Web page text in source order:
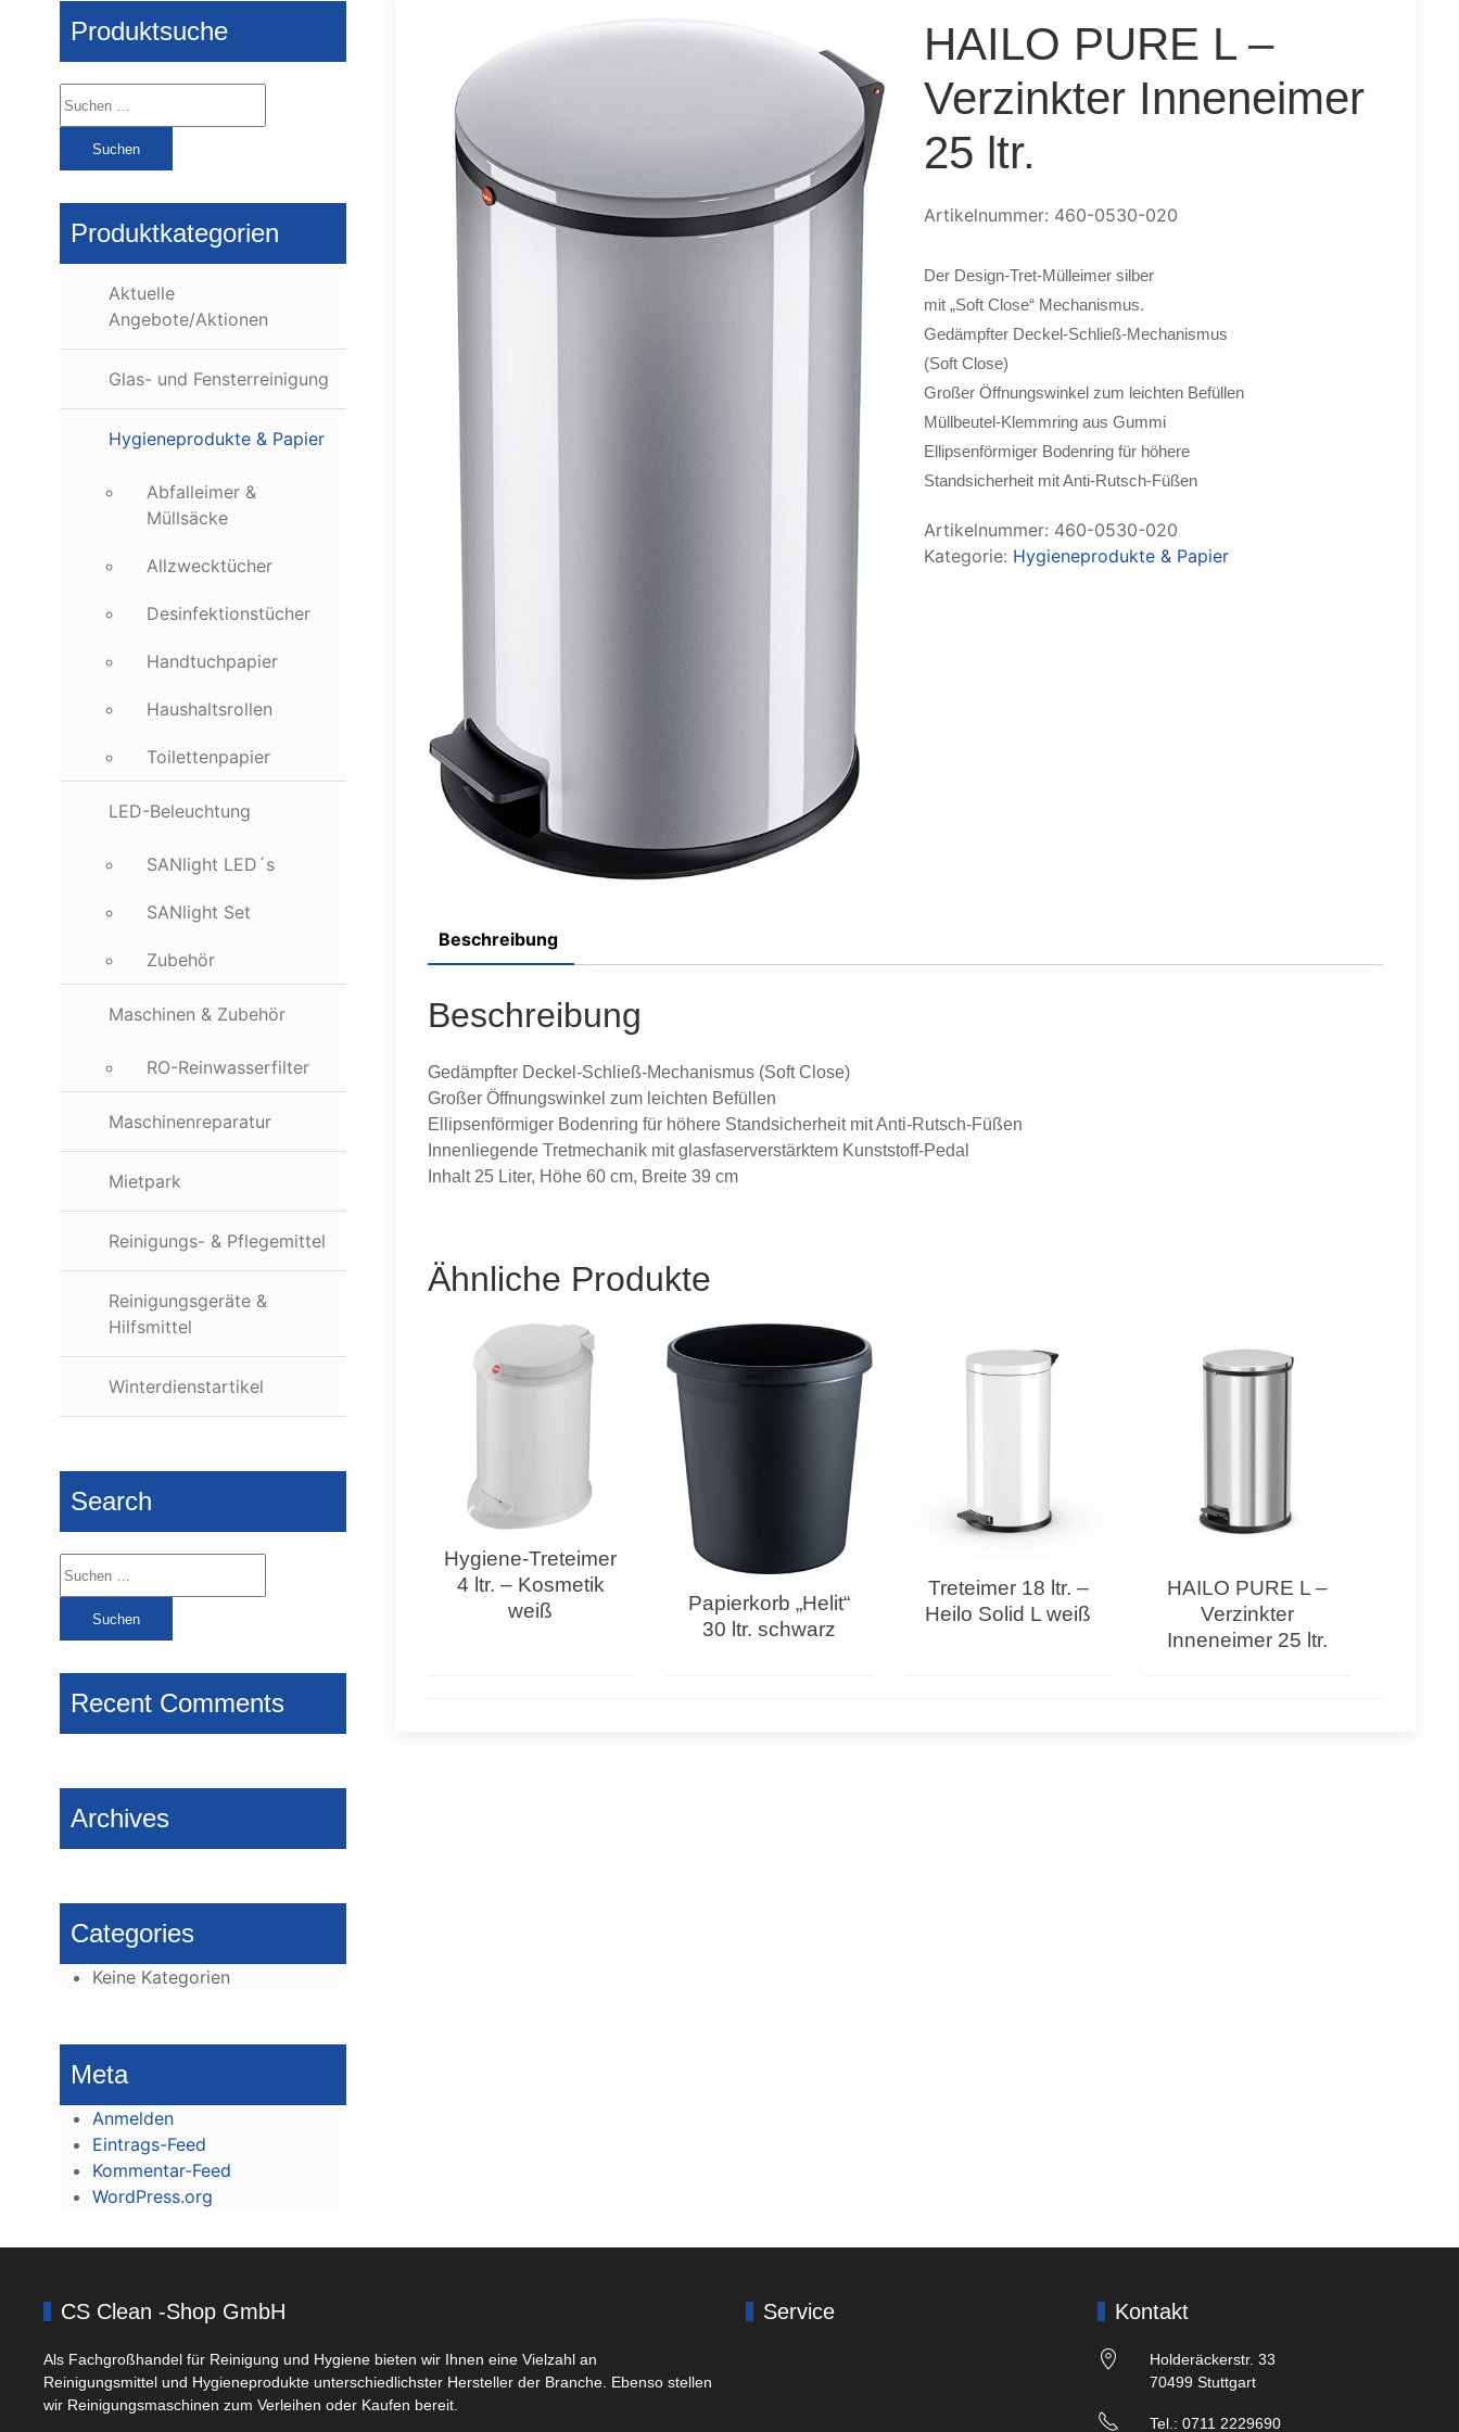
Produktsuche
Suchen
nach:
Produktkategorien
Aktuelle
Angebote/Aktionen
Glas- und Fensterreinigung
Hygieneprodukte & Papier
Abfalleimer &
Müllsäcke
Allzwecktücher
Desinfektionstücher
Handtuchpapier
Haushaltsrollen
Toilettenpapier
LED-Beleuchtung
SANlight LED´s
SANlight Set
Zubehör
Maschinen & Zubehör
RO-Reinwasserfilter
Maschinenreparatur
Mietpark
Reinigungs- & Pflegemittel
Reinigungsgeräte &
Hilfsmittel
Winterdienstartikel
Search
Suchen
nach:
Recent Comments
Archives
Categories
Keine Kategorien
Meta
Anmelden
Eintrags-Feed
Kommentar-Feed
WordPress.org
HAILO PURE L –
Verzinkter Inneneimer
25 ltr.
Artikelnummer: 460-0530-020
Der Design-Tret-Mülleimer silber
mit „Soft Close“ Mechanismus.
Gedämpfter Deckel-Schließ-Mechanismus
(Soft Close)
Großer Öffnungswinkel zum leichten Befüllen
Müllbeutel-Klemmring aus Gummi
Ellipsenförmiger Bodenring für höhere
Standsicherheit mit Anti-Rutsch-Füßen
Artikelnummer: 460-0530-020
Kategorie: Hygieneprodukte & Papier
Beschreibung
Beschreibung
Gedämpfter Deckel-Schließ-Mechanismus (Soft Close)
Großer Öffnungswinkel zum leichten Befüllen
Ellipsenförmiger Bodenring für höhere Standsicherheit mit Anti-Rutsch-Füßen
Innenliegende Tretmechanik mit glasfaserverstärktem Kunststoff-Pedal
Inhalt 25 Liter, Höhe 60 cm, Breite 39 cm
Ähnliche Produkte
Hygiene-Treteimer
4 ltr. – Kosmetik
weiß
Papierkorb „Helit“
30 ltr. schwarz
Treteimer 18 ltr. –
Heilo Solid L weiß
HAILO PURE L –
Verzinkter
Inneneimer 25 ltr.
CS Clean -Shop GmbH
Als Fachgroßhandel für Reinigung und Hygiene bieten wir Ihnen eine Vielzahl an
Reinigungsmittel und Hygieneprodukte unterschiedlichster Hersteller der Branche. Ebenso stellen
wir Reinigungsmaschinen zum Verleihen oder Kaufen bereit.
Service Kontakt
Holderäckerstr. 33
70499 Stuttgart
Tel.: 0711 2229690